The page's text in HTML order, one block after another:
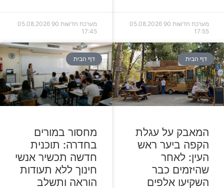
מערכת חדשות 90
05.08.2026
17:55
מערכת חדשות 90
05.08.2026
17:45
דף הבית
המאבק על עגלת
הקפה ביער ראש
העין: לאחר
שהיזמים כבר
השקיעו אלפים
דף הבית
מחסור במורים
בחדרה: תוכנית
חדשה תכשיר אנשי
חינוך ללא תעודות
הוראה ותשלב